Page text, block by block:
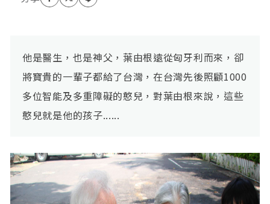
他是醫生，也是神父，葉由根遠從匈牙利而來，卻
將寶貴的一輩子都給了台灣，在台灣先後照顧1000
多位智能及多重障礙的憨兒，對葉由根來說，這些
憨兒就是他的孩子......